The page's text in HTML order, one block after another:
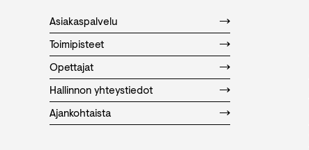
Asiakaspalvelu
Toimipisteet
Opettajat
Hallinnon yhteystiedot
Ajankohtaista